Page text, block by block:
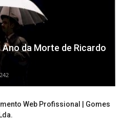
da Morte de Ricardo
Web Profissional | Gomes